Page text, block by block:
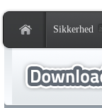
Sikkerhed